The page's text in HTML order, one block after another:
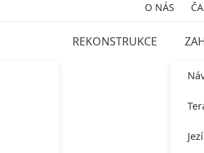
O NÁS
REKONSTRUKCE